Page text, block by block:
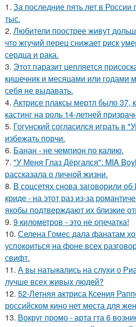
1. За последние пять лет в России
тыс.
2. Любители поострее живут
что жгучий перец снижает риск
сердца и рака.
3. Этот паразит цепляется
кишечник и месяцами или годами
себя не выдавать.
4. Актрисе плаксы мертл было 37,
кастинг на роль 14-летней
5. Гогунский согласился играть в
избежать порчи.
6. Банан - не чемпион по калию.
7. "У Меня Глаз Дёргался": MIA
рассказала о личной жизни.
8. В соцсетях снова заговорили
криде - на этот раз из-за
якобы подтверждают их близкие
9. 9 километров - это не опечатка!
10. Селена Гомес дала фанатам
успокоиться на фоне всех
свифт.
11. А вы натыкались на слухи о
лучше всех живых людей?
12. 52-Летняя актриса Ксения
российском кино нет места для
13. Вокруг промо - арта гта 6